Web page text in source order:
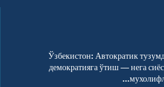
Ўзбекистон: Автократик
демократияга ўтиш — нега